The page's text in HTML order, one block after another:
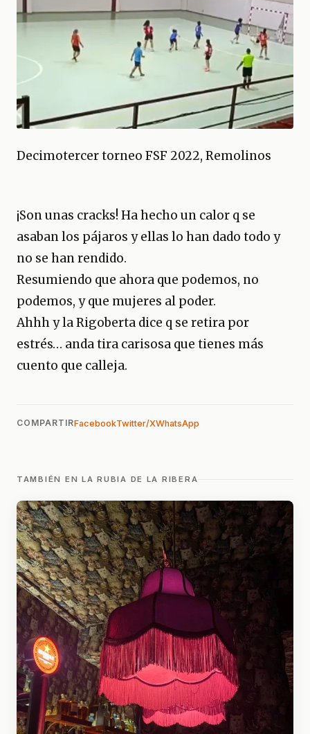
Decimotercer torneo FSF 2022, Remolinos
¡Son unas cracks! Ha hecho un calor q se
asaban los pájaros y ellas lo han dado todo y
no se han rendido.
Resumiendo que ahora que podemos, no
podemos, y que mujeres al poder.
Ahhh y la Rigoberta dice q se retira por
estrés… anda tira carisosa que tienes más
cuento que calleja.
COMPARTIRFacebookTwitter/XWhatsApp
TAMBIÉN EN LA RUBIA DE LA RIBERA